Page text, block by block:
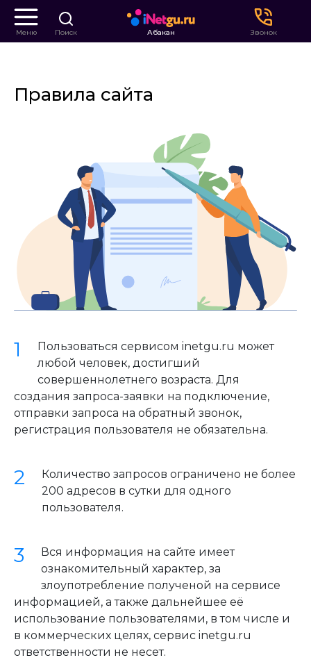
Меню Поиск Абакан Звонок
Правила сайта
Пользоваться сервисом inetgu.ru может
любой человек, достигший
совершеннолетнего возраста. Для
создания запроса-заявки на подключение,
отправки запроса на обратный звонок,
регистрация пользователя не обязательна.
Количество запросов ограничено не более
200 адресов в сутки для одного
пользователя.
Вся информация на сайте имеет
ознакомительный характер, за
злоупотребление полученой на сервисе
информацией, а также дальнейшее её
использование пользователями, в том числе и
в коммерческих целях, сервис inetgu.ru
ответственности не несет.